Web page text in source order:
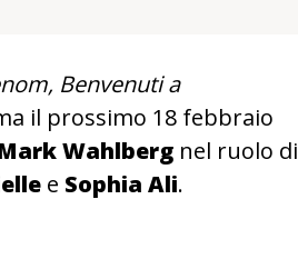
Benvenuti a
il prossimo 18 febbraio
Wahlberg nel ruolo di
e Sophia Ali.